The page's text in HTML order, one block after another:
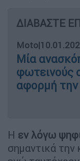
ΔΙΑΒΑΣΤΕ
Moto|
Μία
φωτεινούς
αφορμή
Η εν λόγω
σημαντικά